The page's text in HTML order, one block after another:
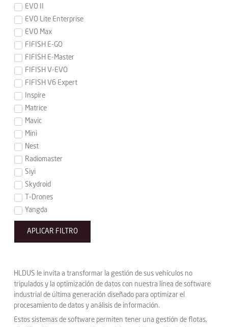
EVO II
EVO Lite Enterprise
EVO Max
FIFISH E-GO
FIFISH E-Master
FIFISH V-EVO
FIFISH V6 Expert
Inspire
Matrice
Mavic
Mini
Nest
Radiomaster
Siyi
Skydroid
T-Drones
Yangda
APLICAR FILTRO
HLDUS le invita a transformar la gestión de sus vehículos no
tripulados y la optimización de datos con nuestra línea de software
industrial de última generación diseñado para optimizar el
procesamiento de datos y análisis de información.
Estos sistemas de software permiten tener una gestión de flotas,